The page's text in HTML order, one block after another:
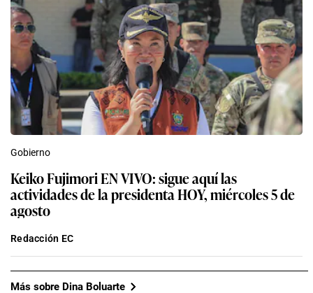
Gobierno
Keiko Fujimori EN VIVO: sigue aquí las
actividades de la presidenta HOY, miércoles 5 de
agosto
Redacción EC
Más sobre Dina Boluarte